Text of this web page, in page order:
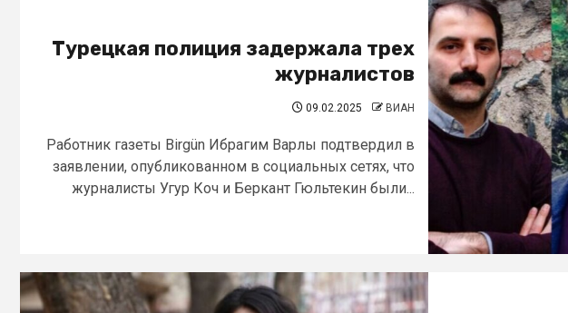
Турецкая полиция задержала трех
журналистов
09.02.2025 ВИАН
Работник газеты Birgün Ибрагим Варлы подтвердил в
заявлении, опубликованном в социальных сетях, что
журналисты Угур Коч и Беркант Гюльтекин были...